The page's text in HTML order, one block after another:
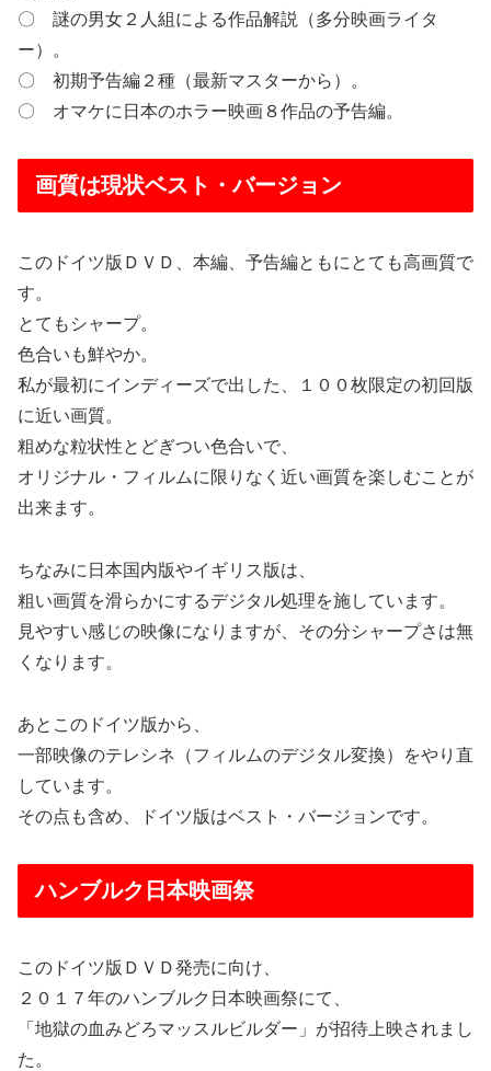
〇 謎の男女２人組による作品解説（多分映画ライタ
ー）。
〇 初期予告編２種（最新マスターから）。
〇 オマケに日本のホラー映画８作品の予告編。
画質は現状ベスト・バージョン
このドイツ版ＤＶＤ、本編、予告編ともにとても高画質で
す。
とてもシャープ。
色合いも鮮やか。
私が最初にインディーズで出した、１００枚限定の初回版
に近い画質。
粗めな粒状性とどぎつい色合いで、
オリジナル・フィルムに限りなく近い画質を楽しむことが
出来ます。
ちなみに日本国内版やイギリス版は、
粗い画質を滑らかにするデジタル処理を施しています。
見やすい感じの映像になりますが、その分シャープさは無
くなります。
あとこのドイツ版から、
一部映像のテレシネ（フィルムのデジタル変換）をやり直
しています。
その点も含め、ドイツ版はベスト・バージョンです。
ハンブルク日本映画祭
このドイツ版ＤＶＤ発売に向け、
２０１７年のハンブルク日本映画祭にて、
「地獄の血みどろマッスルビルダー」が招待上映されまし
た。